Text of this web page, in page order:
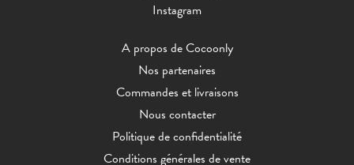
Instagram
A propos de Cocoonly
Nos partenaires
Commandes et livraisons
Nous contacter
Politique de confidentialité
Conditions générales de vente